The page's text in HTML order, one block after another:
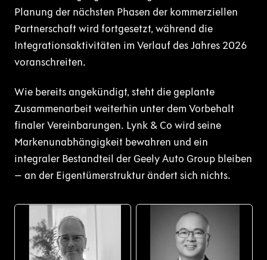
Planung der nächsten Phasen der kommerziellen
Partnerschaft wird fortgesetzt, während die
Integrationsaktivitäten im Verlauf des Jahres 2026
voranschreiten.
Wie bereits angekündigt, steht die geplante
Zusammenarbeit weiterhin unter dem Vorbehalt
finaler Vereinbarungen. Lynk & Co wird seine
Markenunabhängigkeit bewahren und ein
integraler Bestandteil der Geely Auto Group bleiben
– an der Eigentümerstruktur ändert sich nichts.